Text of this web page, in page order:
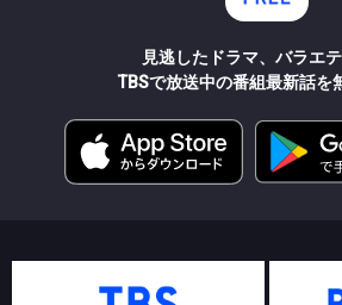
見逃したドラマ、バラエ
TBSで放送中の番組最新話を